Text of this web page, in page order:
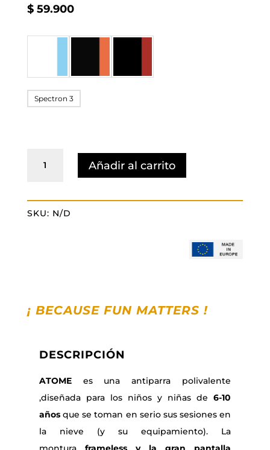
$59.900
Spectron 3
Añadir al carrito
SKU: N/D
¡ BECAUSE FUN MATTERS !
DESCRIPCIÓN
ATOMEes una antiparra polivalente
,diseñada para los niños y niñas de6-10
años que se toman en serio sus sesiones en
la nieve (y su equipamiento). La